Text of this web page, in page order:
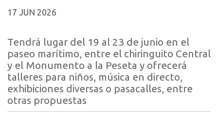
17 JUN 2026
Tendrá lugar del 19 al 23 de junio en el
paseo marítimo, entre el chiringuito Central
y el Monumento a la Peseta y ofrecerá
talleres para niños, música en directo,
exhibiciones diversas o pasacalles, entre
otras propuestas